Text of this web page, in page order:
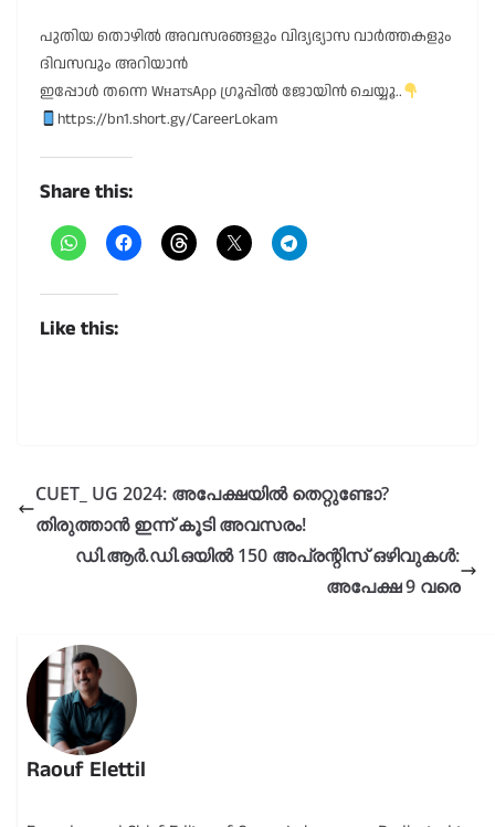
പുതിയ തൊഴിൽ അവസരങ്ങളും വിദ്യഭ്യാസ വാർത്തകളും
ദിവസവും അറിയാൻ
ഇപ്പോൾ തന്നെ WнaтѕAρρ ഗ്രൂപ്പിൽ ജോയിൻ ചെയ്യൂ..
https://bn1.short.gy/CareerLokam
Share this:
Like this:
CUET_ UG 2024: അപേക്ഷയിൽ തെറ്റുണ്ടോ?
തിരുത്താൻ ഇന്ന് കൂടി അവസരം!
ഡി.ആർ.ഡി.ഒയിൽ 150 അപ്രന്റിസ് ഒഴിവുകൾ:
അപേക്ഷ 9 വരെ
Raouf Elettil